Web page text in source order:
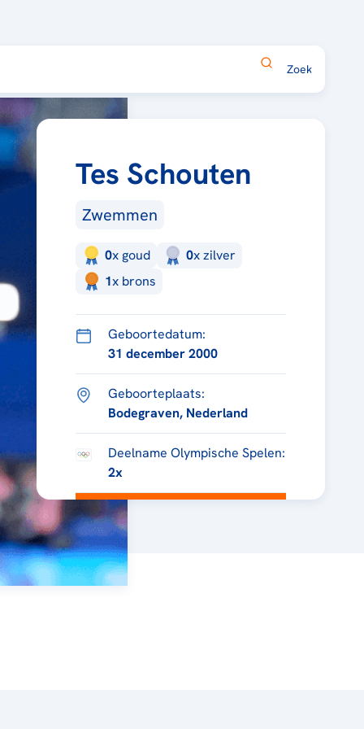
Tes Schouten
Zwemmen
0x goud 0xzilver
1x brons
Geboortedatum:
31 december 2000
Geboorteplaats:
Bodegraven, Nederland
Deelname Olympische Spelen:
2x